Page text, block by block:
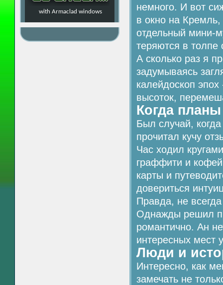
немного. И вот
в окно на
отдельный мини-
теряются в
А сколько раз я
задумываясь
калейдоскоп
высоток,
Когда
Был случай,
прочитал кучу
Час ходил
граффити и
карты и
довериться
Правда, не
Однажды решил
романтично. Ан
интересных мест
Люди и
Интересно, как
замечать не
with Armaclad windows